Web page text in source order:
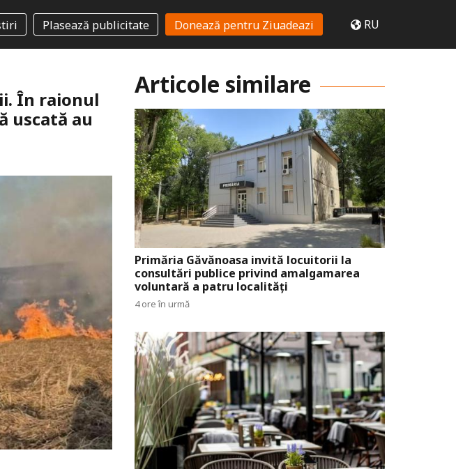
Plasează publicitate Donează pentru Ziuadeazi RU
În raionul
uscată au
Articole similare
Primăria Găvănoasa invită locuitorii la
consultări publice privind amalgamarea
voluntară a patru localități
4 ore în urmă